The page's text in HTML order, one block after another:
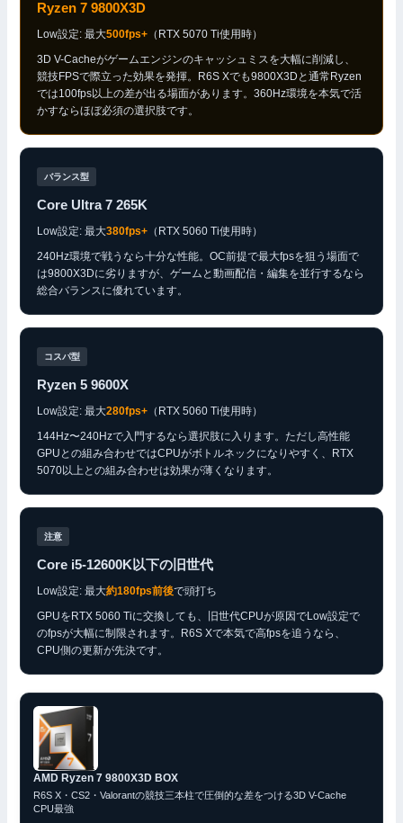
Ryzen 7 9800X3D
Low設定: 最大500fps+ （RTX 5070 Ti使用時）
3D V-Cacheがゲームエンジンのキャッシュミスを大幅に削減し、
競技FPSで際立った効果を発揮。R6S Xでも9800X3Dと通常Ryzen
では100fps以上の差が出る場面があります。360Hz環境を本気で活
かすならほぼ必須の選択肢です。
バランス型
Core Ultra 7 265K
Low設定: 最大380fps+ （RTX 5060 Ti使用時）
240Hz環境で戦うなら十分な性能。OC前提で最大fpsを狙う場面で
は9800X3Dに劣りますが、ゲームと動画配信・編集を並行するなら
総合バランスに優れています。
コスパ型
Ryzen 5 9600X
Low設定: 最大280fps+ （RTX 5060 Ti使用時）
144Hz〜240Hzで入門するなら選択肢に入ります。ただし高性能
GPUとの組み合わせではCPUがボトルネックになりやすく、RTX
5070以上との組み合わせは効果が薄くなります。
注意
Core i5-12600K以下の旧世代
Low設定: 最大約180fps前後で頭打ち
GPUをRTX 5060 Tiに交換しても、旧世代CPUが原因でLow設定で
のfpsが大幅に制限されます。R6S Xで本気で高fpsを追うなら、
CPU側の更新が先決です。
AMD Ryzen 7 9800X3D BOX
R6S X・CS2・Valorantの競技三本柱で圧倒的な差をつける3D V-Cache
CPU最強